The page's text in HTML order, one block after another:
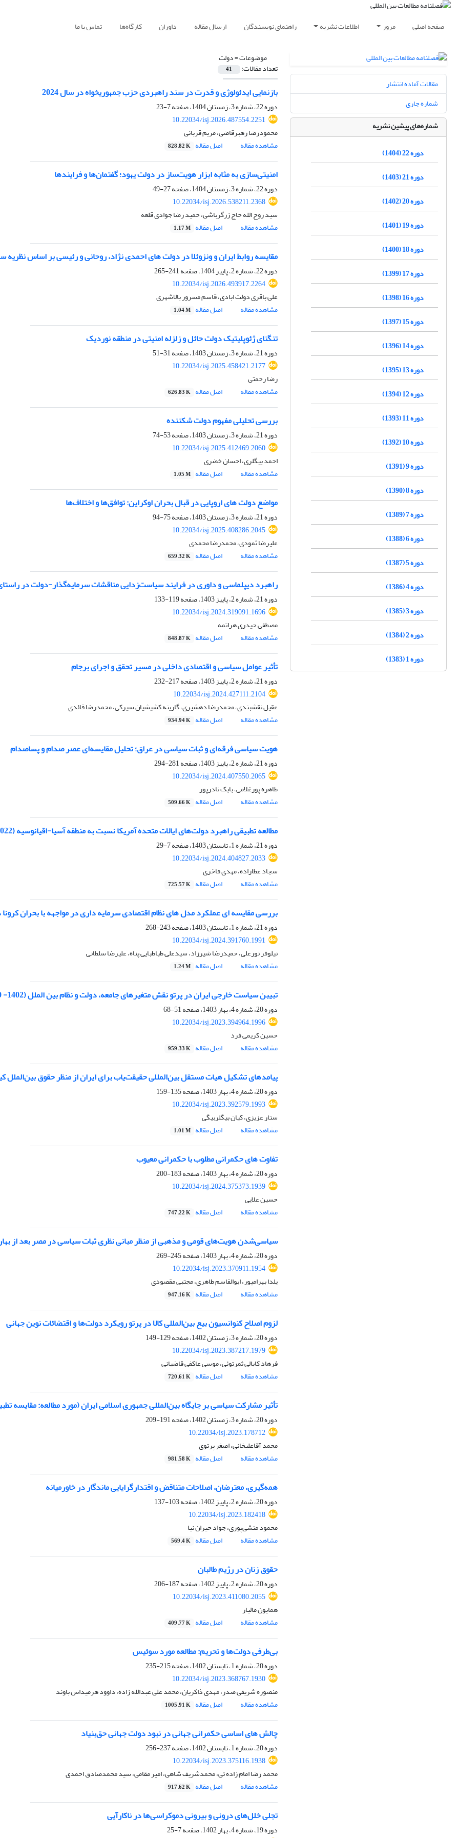
صفحه اصلی مرور اطلاعات نشریه راهنمای نویسندگان ارسال مقاله داوران کارگاه‌ها تماس با ما
موضوعات =دولت
تعداد مقالات: 41
بازنمایی ایدئولوژی و قدرت در سند راهبردی حزب جمهوریخواه در سال 2024
دوره 22، شماره 3، زمستان 1404، صفحه
7-23
10.22034/isj.2026.487554.2251
محمودرضا رهبرقاضی، مریم قربانی
مشاهده مقاله
اصل مقاله 828.82 K
امنیتی‌سازی به مثابه ابزار هویت‌ساز در دولت یهود؛ گفتمان‌ها و فرایندها
دوره 22، شماره 3، زمستان 1404، صفحه
27-49
10.22034/isj.2026.538211.2368
سید روح الله حاج زرگرباشی، حمید رضا جوادی قلعه
مشاهده مقاله
اصل مقاله 1.17 M
مقایسه روابط ایران و ونزوئلا در دولت های احمدی نژاد، روحانی و رئیسی بر اساس نظریه
دوره 22، شماره 2، پاییز 1404، صفحه
241-265
10.22034/isj.2026.493917.2264
علی باقری دولت ابادی، قاسم مسرور بالاشهری
مشاهده مقاله
اصل مقاله 1.04 M
تنگنای ژئوپلیتیک دولت حائل و زلزله امنیتی در منطقه نوردیک
دوره 21، شماره 3، زمستان 1403، صفحه
31-51
10.22034/isj.2025.458421.2177
رضا رحمتی
مشاهده مقاله
اصل مقاله 626.83 K
بررسی تحلیلی مفهوم دولت شکننده
دوره 21، شماره 3، زمستان 1403، صفحه
53-74
10.22034/isj.2025.412469.2060
احمد بیگلری، احسان خضری
مشاهده مقاله
اصل مقاله 1.05 M
مواضع دولت های اروپایی در قبال بحران اوکراین: توافق‌ها و اختلاف‌ها
دوره 21، شماره 3، زمستان 1403، صفحه
75-94
10.22034/isj.2025.408286.2045
علیرضا ثمودی، محمدرضا محمدی
مشاهده مقاله
اصل مقاله 659.32 K
راهبرد دیپلماسی و داوری در فرایند سیاست‌زدایی مناقشات سرمایه‌گذار-دولت در
دوره 21، شماره 2، پاییز 1403، صفحه
119-133
10.22034/isj.2024.319091.1696
مصطفی حیدری هراتمه
مشاهده مقاله
اصل مقاله 848.87 K
تأثیر عوامل سیاسی و اقتصادی داخلی در مسیر تحقق و اجرای برجام
دوره 21، شماره 2، پاییز 1403، صفحه
217-232
10.22034/isj.2024.427111.2104
عقیل نقشبندی، محمدرضا دهشیری، گارینه کشیشیان سیرکی، محمدرضا قائدی
مشاهده مقاله
اصل مقاله 934.94 K
هویت سیاسی فرقه‌ای و ثبات سیاسی در عراق؛ تحلیل مقایسه‌ای عصر صدام و پساصدام
دوره 21، شماره 2، پاییز 1403، صفحه
281-294
10.22034/isj.2024.407550.2065
طاهره پورغلامی، بابک نادرپور
مشاهده مقاله
اصل مقاله 509.66 K
مطالعه تطبیقی راهبرد دولت‌های ایالات متحده آمریکا نسبت به منطقه آسیا-اقیانوسیه (2022-2009)
دوره 21، شماره 1، تابستان 1403، صفحه
7-29
10.22034/isj.2024.404827.2033
سجاد عطازاده، مهدی فاخری
مشاهده مقاله
اصل مقاله 725.57 K
بررسی مقایسه ای عملکرد مدل های نظام اقتصادی سرمایه داری در مواجهه با بحران کرونا
دوره 21، شماره 1، تابستان 1403، صفحه
243-268
10.22034/isj.2024.391760.1991
نیلوفر نورعلی، حمیدرضا شیرزاد، سیدعلی طباطبایی پناه، علیرضا سلطانی
مشاهده مقاله
اصل مقاله 1.24 M
تبیبن سیاست خارجی ایران در پرتو نقش متغیرهای جامعه، دولت و نظام بین الملل (1402- 1400)
دوره 20، شماره 4، بهار 1403، صفحه
51-68
10.22034/isj.2023.394964.1996
حسین کریمی فرد
مشاهده مقاله
اصل مقاله 959.33 K
پیامدهای تشکیل هیات مستقل بین‌المللی حقیقت‌یاب برای ایران از منظر حقوق بین‌الملل
دوره 20، شماره 4، بهار 1403، صفحه
135-159
10.22034/isj.2023.392579.1993
ستار عزیزی، کیان بیگلربیگی
مشاهده مقاله
اصل مقاله 1.01 M
تفاوت های حکمرانی مطلوب با حکمرانی معیوب
دوره 20، شماره 4، بهار 1403، صفحه
183-200
10.22034/isj.2024.375373.1939
حسین علایی
مشاهده مقاله
اصل مقاله 747.22 K
سیاسی‌شدن هویت‌های قومی و مذهبی از منظر مبانی نظری ثبات سیاسی در مصر بعد از بهار عربی
دوره 20، شماره 4، بهار 1403، صفحه
245-269
10.22034/isj.2023.370911.1954
یلدا بهرامپور، ابوالقاسم طاهری، مجتبی مقصودی
مشاهده مقاله
اصل مقاله 947.16 K
لزوم اصلاح کنوانسیون بیع‌ بین‌المللی کالا در پرتو رویکرد دولت‌ها و اقتضائات نوین جهانی
دوره 20، شماره 3، زمستان 1402، صفحه
129-149
10.22034/isj.2023.387217.1979
فرهاد کابالی ثمرتوئی، موسی عاکفی قاضیانی
مشاهده مقاله
اصل مقاله 720.61 K
تأثیر مشارکت سیاسی بر جایگاه بین‌المللی جمهوری اسلامی ایران (مورد مطالعه: مقایسه تطبیقی
دوره 20، شماره 3، زمستان 1402، صفحه
191-209
10.22034/isj.2023.178712
محمد آقاعلیخانی، اصغر پرتوی
مشاهده مقاله
اصل مقاله 981.58 K
همه‌گیری، معترضان، اصلاحات متناقض و اقتدارگرایایی ماندگار در خاورمیانه
دوره 20، شماره 2، پاییز 1402، صفحه
103-137
10.22034/isj.2023.182418
محمود منشی‌پوری، جواد حیران نیا
مشاهده مقاله
اصل مقاله 569.4 K
حقوق زنان در رژیم طالبان
دوره 20، شماره 2، پاییز 1402، صفحه
187-206
10.22034/isj.2023.411080.2055
همایون مالیار
مشاهده مقاله
اصل مقاله 409.77 K
بی‌طرفی دولت‌ها و تحریم: مطالعه مورد سوئیس
دوره 20، شماره 1، تابستان 1402، صفحه
215-235
10.22034/isj.2023.368767.1930
منصوره شریفی صدر، مهدی ذاکریان، محمد علی عبدالله زاده، داوود هرمیداس باوند
مشاهده مقاله
اصل مقاله 1005.91 K
چالش های اساسی حکمرانی جهانی در نبود دولت جهانی حق‌بنیاد
دوره 20، شماره 1، تابستان 1402، صفحه
237-256
10.22034/isj.2023.375116.1938
محمد رضا امام زاده ئی، محمدشریف شاهی، امیر مقامی، سید محمدصادق احمدی
مشاهده مقاله
اصل مقاله 917.62 K
تجلی خلل‌های درونی و بیرونی دموکراسی‌ها در ناکارآیی
دوره 19، شماره 4، بهار 1402، صفحه
7-25
مقالات آماده انتشار
شماره جاری
شماره‌های پیشین نشریه
دوره 22 (1404)
دوره 21 (1403)
دوره 20 (1402)
دوره 19 (1401)
دوره 18 (1400)
دوره 17 (1399)
دوره 16 (1398)
دوره 15 (1397)
دوره 14 (1396)
دوره 13 (1395)
دوره 12 (1394)
دوره 11 (1393)
دوره 10 (1392)
دوره 9 (1391)
دوره 8 (1390)
دوره 7 (1389)
دوره 6 (1388)
دوره 5 (1387)
دوره 4 (1386)
دوره 3 (1385)
دوره 2 (1384)
دوره 1 (1383)